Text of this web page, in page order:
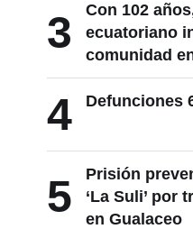
3
Con 102
ecuatoriano
comunidad
4 Defunciones
5
Prisión
‘La Suli’ por
en Gualaceo